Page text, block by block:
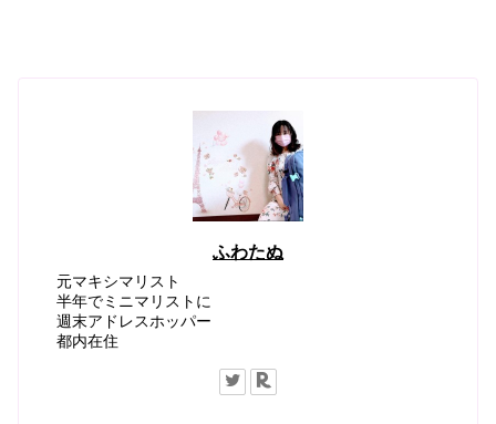
ふわたぬ
元マキシマリスト
半年でミニマリストに
週末アドレスホッパー
都内在住